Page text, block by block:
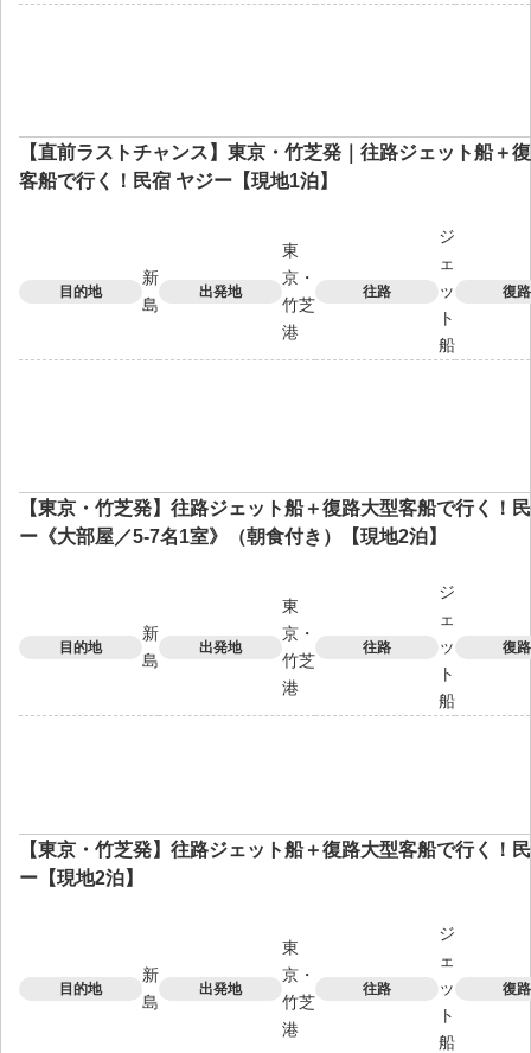
【直前ラストチャンス】東京・竹芝発｜往路ジェット船＋
客船で行く！民宿 ヤジー【現地1泊】
目的地
新
島
出発地
東
京・
竹芝
港
往路
ジ
ェ
ッ
ト
船
復路
【東京・竹芝発】往路ジェット船＋復路大型客船で行く！
ー《大部屋／5-7名1室》（朝食付き）【現地2泊】
目的地
新
島
出発地
東
京・
竹芝
港
往路
ジ
ェ
ッ
ト
船
復路
【東京・竹芝発】往路ジェット船＋復路大型客船で行く！
ー【現地2泊】
目的地
新
島
出発地
東
京・
竹芝
港
往路
ジ
ェ
ッ
ト
船
復路